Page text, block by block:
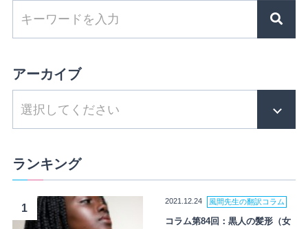
アーカイブ
ランキング
1
2021.12.24 風間先生の翻訳コラム
コラム第84回：黒人の髪形（女